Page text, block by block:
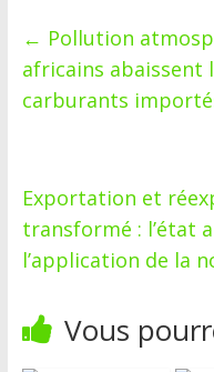
← Pollution
africains abaissent
carburants
Exportation et
transformé : l’état
l’application de la
Vous